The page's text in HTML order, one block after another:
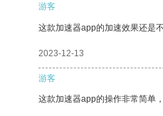
游客
这款加速器app的加速效果还是
2023-12-13
游客
这款加速器app的操作非常简单